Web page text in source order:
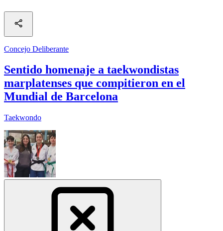
Concejo Deliberante
Sentido homenaje a taekwondistas
marplatenses que compitieron en el
Mundial de Barcelona
Taekwondo